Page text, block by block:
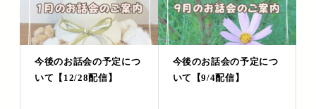
今後のお話会の予定につ
いて【12/28配信】
今後のお話会の予定につ
いて【9/4配信】